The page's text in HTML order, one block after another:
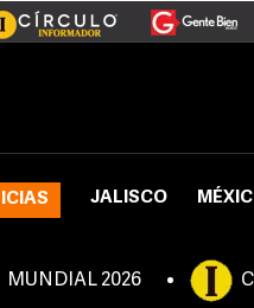
JALISCO
MUNDIAL 2026